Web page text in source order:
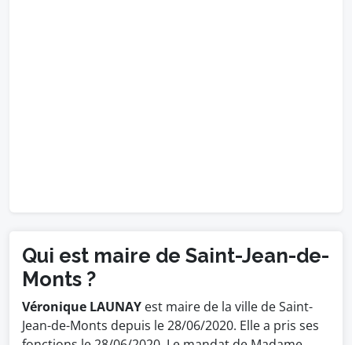
Qui est maire de Saint-Jean-de-
Monts ?
Véronique LAUNAY est maire de la ville de Saint-
Jean-de-Monts depuis le 28/06/2020. Elle a pris ses